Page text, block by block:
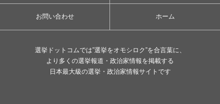
お問い合わせ ホーム
選挙ドットコムでは”選挙をオモシロク”を合言葉に、
より多くの選挙報道・政治家情報を掲載する
日本最大級の選挙・政治家情報サイトです